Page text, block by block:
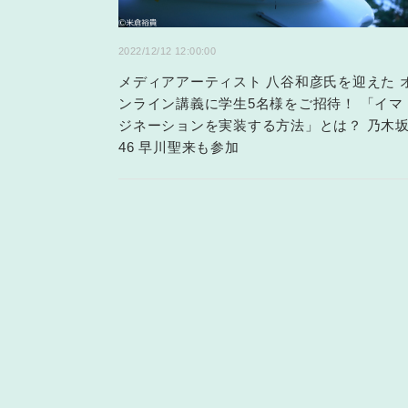
2022/12/12 12:00:00
メディアアーティスト 八谷和彦氏を迎えた
ンライン講義に学生5名様をご招待！ 「イマ
ジネーションを実装する方法」とは？ 乃木
46 早川聖来も参加